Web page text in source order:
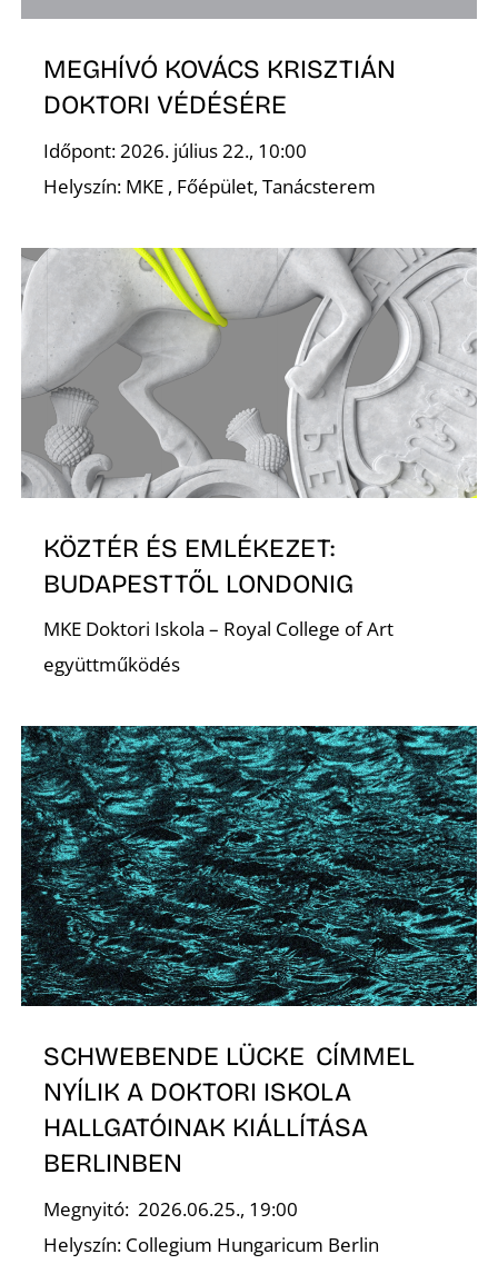
MEGHÍVÓ KOVÁCS KRISZTIÁN
DOKTORI VÉDÉSÉRE
Időpont: 2026. július 22., 10:00
Helyszín: MKE , Főépület, Tanácsterem
KÖZTÉR ÉS EMLÉKEZET:
BUDAPESTTŐL LONDONIG
MKE Doktori Iskola – Royal College of Art
együttműködés
SCHWEBENDE LÜCKE CÍMMEL
NYÍLIK A DOKTORI ISKOLA
HALLGATÓINAK KIÁLLÍTÁSA
BERLINBEN
Megnyitó: 2026.06.25., 19:00
Helyszín: Collegium Hungaricum Berlin